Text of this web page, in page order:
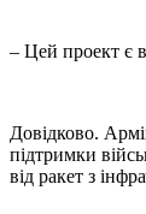
– Цей проект є
Довідково.
підтримки
від ракет з